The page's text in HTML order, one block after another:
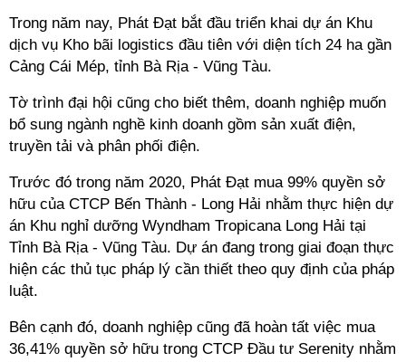
Trong năm nay, Phát Đạt bắt đầu triển khai dự án Khu
dịch vụ Kho bãi logistics đầu tiên với diện tích 24 ha gần
Cảng Cái Mép, tỉnh Bà Rịa - Vũng Tàu.
Tờ trình đại hội cũng cho biết thêm, doanh nghiệp muốn
bổ sung ngành nghề kinh doanh gồm sản xuất điện,
truyền tải và phân phối điện.
Trước đó trong năm 2020, Phát Đạt mua 99% quyền sở
hữu của CTCP Bến Thành - Long Hải nhằm thực hiện dự
án Khu nghỉ dưỡng Wyndham Tropicana Long Hải tại
Tỉnh Bà Rịa - Vũng Tàu. Dự án đang trong giai đoạn thực
hiện các thủ tục pháp lý cần thiết theo quy định của pháp
luật.
Bên cạnh đó, doanh nghiệp cũng đã hoàn tất việc mua
36,41% quyền sở hữu trong CTCP Đầu tư Serenity nhằm